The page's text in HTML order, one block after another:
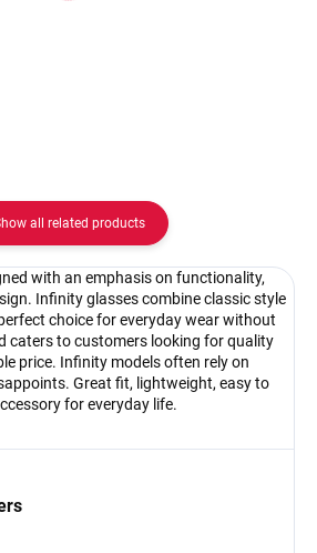
all related products
with an emphasis on functionality,
Infinity glasses combine classic style
choice for everyday wear without
caters to customers looking for quality
price. Infinity models often rely on
Great fit, lightweight, easy to
for everyday life.